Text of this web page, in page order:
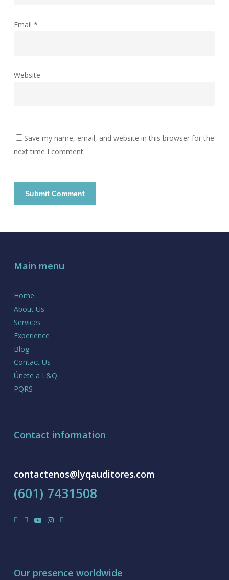
Email *
Website
Save my name, email, and website in this browser for the
next time I comment.
Main menu
Home
About Us
Services
Experience
Blog
Contact Us
Únete a L&Q
PQRS
Contact information
contactenos@lyqauditores.com
(601) 7431508
facebook
linkedin
youtubeinstagram
tiktok
Our presence worldwide